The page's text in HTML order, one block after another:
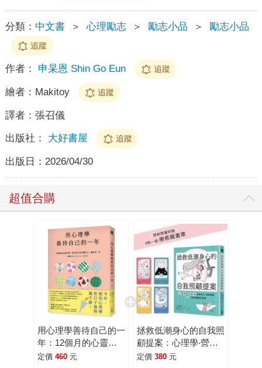
分類： 中文書 ＞ 心理勵志 ＞ 勵志小品 ＞ 勵志小品
追蹤
作者： 申杲恩 Shin Go Eun 追蹤
繪者： Makitoy 追蹤
譯者： 張召儀
出版社： 大好書屋 追蹤
出版日： 2026/04/30
超值合購
用心理學善待自己的一
年：12個月的心靈月
曆，從日常小事守護自
定價 460 元
拯救低潮身心的自我照
顧提案：心理學‧營養
學解憂處方×溫暖插
定價 380 元